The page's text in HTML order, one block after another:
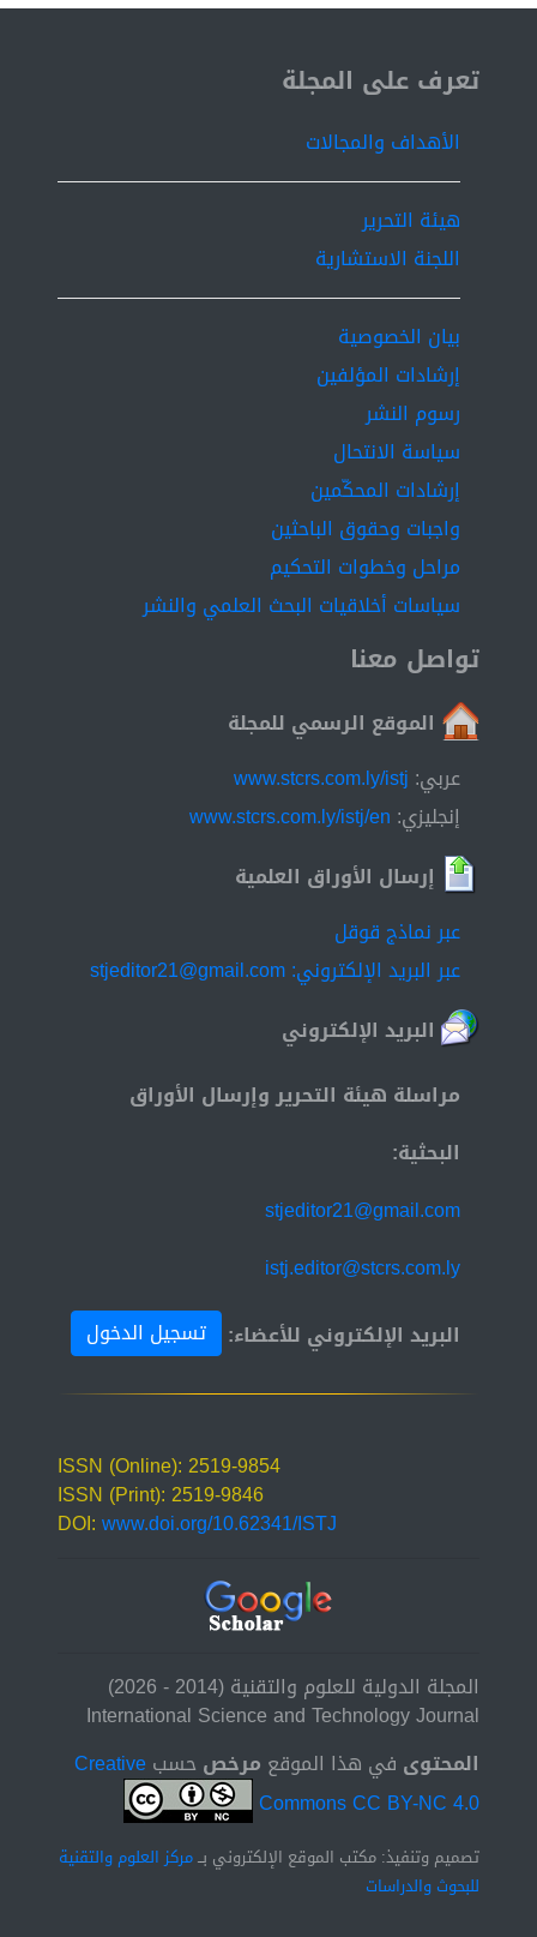
ISSN 2519-9854
تعرف على المجلة
الأهداف والمجالات
هيئة التحرير
اللجنة الاستشارية
بيان الخصوصية
إرشادات المؤلفين
رسوم النشر
سياسة الانتحال
إرشادات المحكّمين
واجبات وحقوق الباحثين
مراحل وخطوات التحكيم
سياسات أخلاقيات البحث العلمي والنشر
تواصل معنا
الموقع الرسمي للمجلة
عربي: www.stcrs.com.ly/istj
إنجليزي: www.stcrs.com.ly/istj/en
إرسال الأوراق العلمية
عبر نماذج قوقل
عبر البريد الإلكتروني: stjeditor21@gmail.com
البريد الإلكتروني
مراسلة هيئة التحرير وإرسال الأوراق
البحثية:
stjeditor21@gmail.com
istj.editor@stcrs.com.ly
البريد الإلكتروني للأعضاء:
تسجيل الدخول
ISSN (Online): 2519-9854
ISSN (Print): 2519-9846
DOI:www.doi.org/10.62341/ISTJ
المجلة الدولية للعلوم والتقنية (2014 - 2026)
International Science and Technology Journal
المحتوى في هذا الموقع مرخصحسبCreative
Commons CC BY-NC 4.0
تصميم وتنفيذ: مكتب الموقع الإلكتروني بــمركز العلوم والتقنية
للبحوث والدراسات